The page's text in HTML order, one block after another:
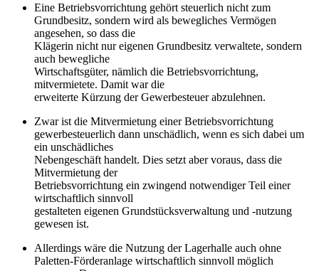
Eine Betriebsvorrichtung gehört steuerlich nicht zum
Grundbesitz, sondern wird als bewegliches Vermögen
angesehen, so dass die
Klägerin nicht nur eigenen Grundbesitz verwaltete, sondern
auch bewegliche
Wirtschaftsgüter, nämlich die Betriebsvorrichtung,
mitvermietete. Damit war die
erweiterte Kürzung der Gewerbesteuer abzulehnen.
Zwar ist die Mitvermietung einer Betriebsvorrichtung
gewerbesteuerlich dann unschädlich, wenn es sich dabei um
ein unschädliches
Nebengeschäft handelt. Dies setzt aber voraus, dass die
Mitvermietung der
Betriebsvorrichtung ein zwingend notwendiger Teil einer
wirtschaftlich sinnvoll
gestalteten eigenen Grundstücksverwaltung und -nutzung
gewesen ist.
Allerdings wäre die Nutzung der Lagerhalle auch ohne
Paletten-Förderanlage wirtschaftlich sinnvoll möglich